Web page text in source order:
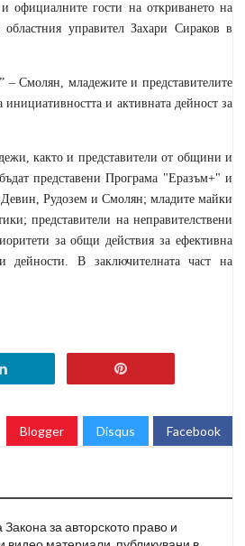
официалните гости на откриването на
управител Захари Сираков в
Смолян, младежите и представителите
и активната дейност за
както и представители от общини и
представени Програма "Еразъм+" и
Рудозем и Смолян; младите майки
представители на неправителствени
за общи действия за ефективна
дейности. В заключителната част на
Blogger Disqus Facebook
за авторското право и